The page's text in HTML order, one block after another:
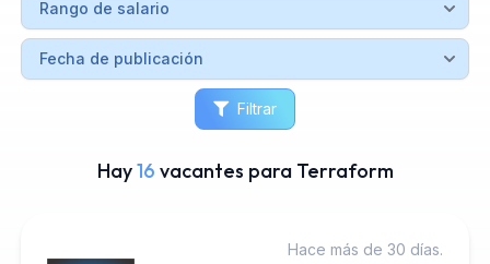
Filtrar
Hay16 vacantes para Terraform
Hace más de 30 días.